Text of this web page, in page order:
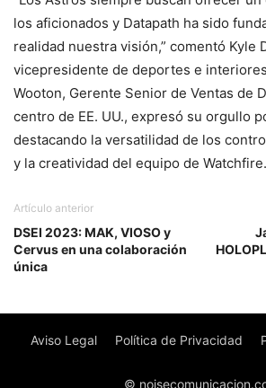
los aficionados y Datapath ha sido
realidad nuestra visión,” comentó Kyle
vicepresidente de deportes e
Wooton, Gerente Senior de Ventas de
centro de EE. UU., expresó su orgullo
destacando la versatilidad de los
y la creatividad del equipo de Watchfire.
Artículo anterior
DSEI 2023: MAK, VIOSO y
Cervus en una colaboración
única
Aviso Legal Política de Privacidad
©